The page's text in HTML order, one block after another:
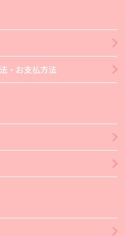
・お支払方法